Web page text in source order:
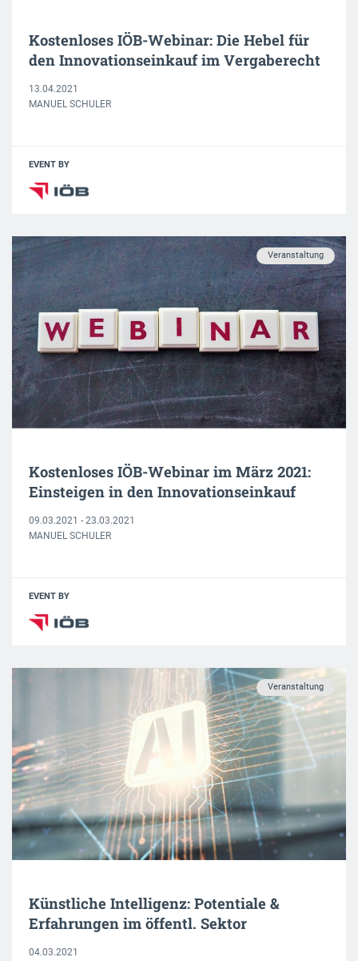
Kostenloses IÖB-Webinar: Die Hebel für
den Innovationseinkauf im Vergaberecht
13.04.2021
MANUEL SCHULER
EVENT BY
Veranstaltung
Kostenloses IÖB-Webinar im März 2021:
Einsteigen in den Innovationseinkauf
09.03.2021 - 23.03.2021
MANUEL SCHULER
EVENT BY
Veranstaltung
Künstliche Intelligenz: Potentiale &
Erfahrungen im öffentl. Sektor
04.03.2021